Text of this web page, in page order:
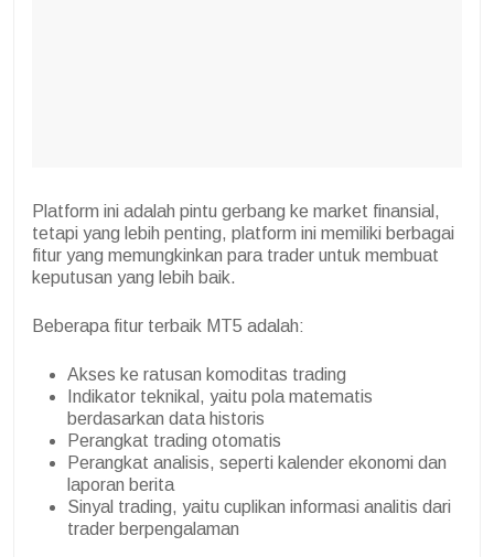
Platform ini adalah pintu gerbang ke market finansial,
tetapi yang lebih penting, platform ini memiliki berbagai
fitur yang memungkinkan para trader untuk membuat
keputusan yang lebih baik.
Beberapa fitur terbaik MT5 adalah:
Akses ke ratusan komoditas trading
Indikator teknikal, yaitu pola matematis
berdasarkan data historis
Perangkat trading otomatis
Perangkat analisis, seperti kalender ekonomi dan
laporan berita
Sinyal trading, yaitu cuplikan informasi analitis dari
trader berpengalaman